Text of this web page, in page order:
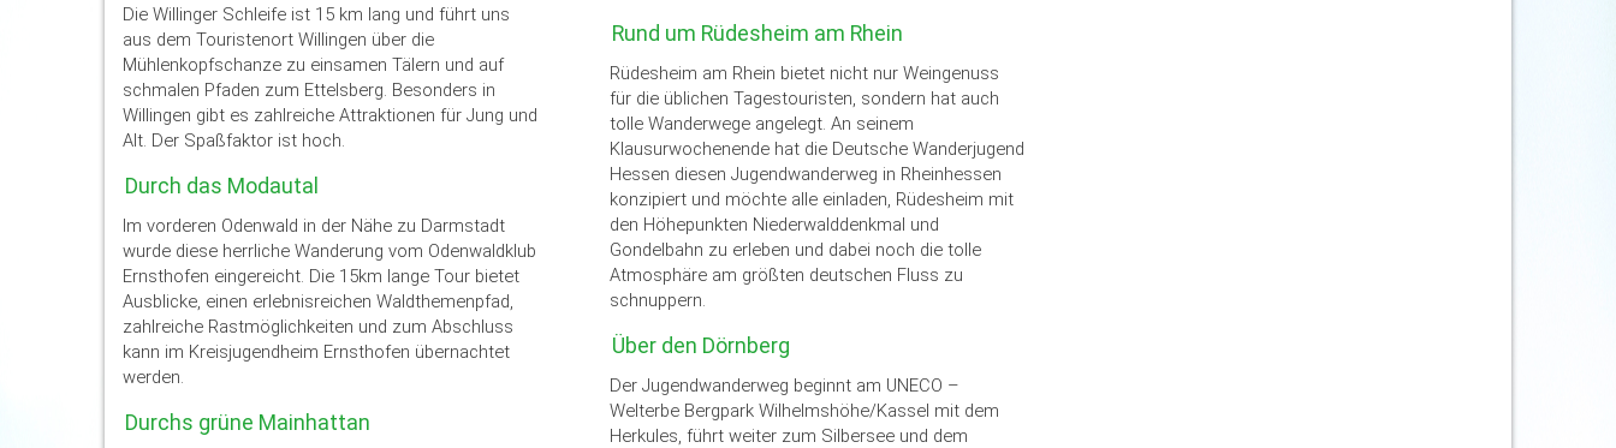
Die Willinger Schleife ist 15 km lang und führt uns
aus dem Touristenort Willingen über die
Mühlenkopfschanze zu einsamen Tälern und auf
schmalen Pfaden zum Ettelsberg. Besonders in
Willingen gibt es zahlreiche Attraktionen für Jung und
Alt. Der Spaßfaktor ist hoch.
Durch das Modautal
Im vorderen Odenwald in der Nähe zu Darmstadt
wurde diese herrliche Wanderung vom Odenwaldklub
Ernsthofen eingereicht. Die 15km lange Tour bietet
Ausblicke, einen erlebnisreichen Waldthemenpfad,
zahlreiche Rastmöglichkeiten und zum Abschluss
kann im Kreisjugendheim Ernsthofen übernachtet
werden.
Durchs grüne Mainhattan
Rund um Rüdesheim am Rhein
Rüdesheim am Rhein bietet nicht nur Weingenuss
für die üblichen Tagestouristen, sondern hat auch
tolle Wanderwege angelegt. An seinem
Klausurwochenende hat die Deutsche Wanderjugend
Hessen diesen Jugendwanderweg in Rheinhessen
konzipiert und möchte alle einladen, Rüdesheim mit
den Höhepunkten Niederwalddenkmal und
Gondelbahn zu erleben und dabei noch die tolle
Atmosphäre am größten deutschen Fluss zu
schnuppern.
Über den Dörnberg
Der Jugendwanderweg beginnt am UNECO –
Welterbe Bergpark Wilhelmshöhe/Kassel mit dem
Herkules, führt weiter zum Silbersee und dem